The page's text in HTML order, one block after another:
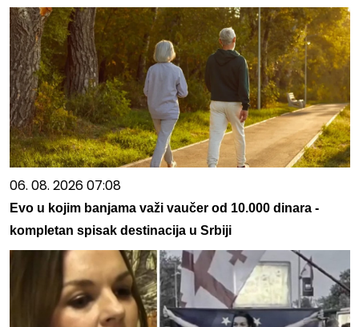
06. 08. 2026 07:08
Evo u kojim banjama važi vaučer od 10.000 dinara -
kompletan spisak destinacija u Srbiji